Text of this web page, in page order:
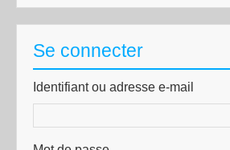
Se connecter
Identifiant ou adresse e-mail